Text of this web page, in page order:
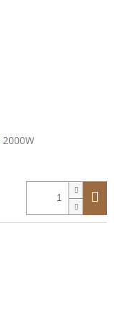
2000W